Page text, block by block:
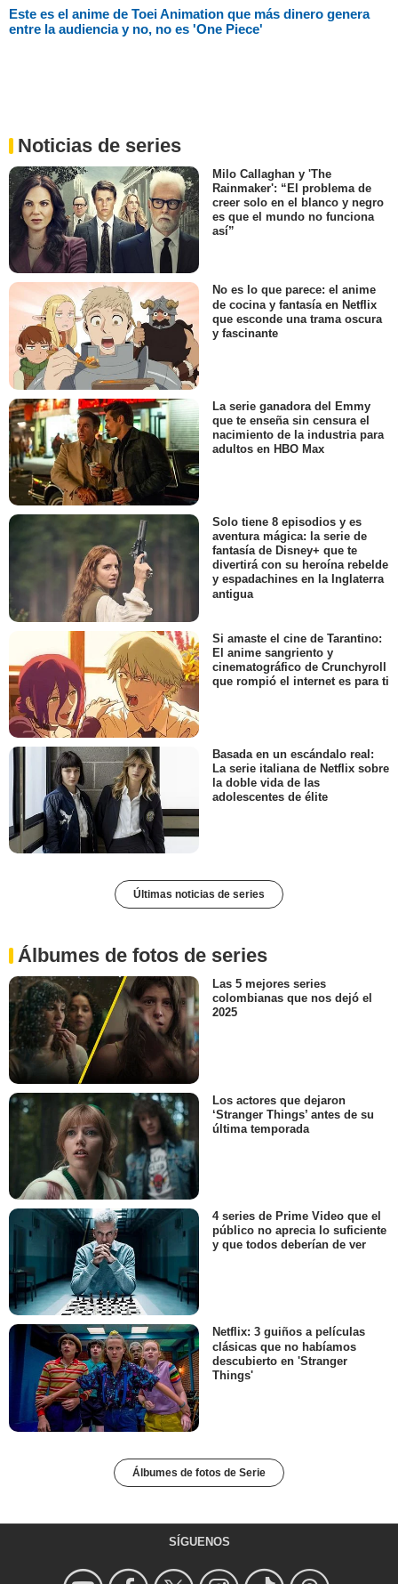
Este es el anime de Toei Animation que más dinero genera
entre la audiencia y no, no es 'One Piece'
Noticias de series
Milo Callaghan y 'The
Rainmaker': “El problema de
creer solo en el blanco y negro
es que el mundo no funciona
así”
No es lo que parece: el anime
de cocina y fantasía en Netflix
que esconde una trama oscura
y fascinante
La serie ganadora del Emmy
que te enseña sin censura el
nacimiento de la industria para
adultos en HBO Max
Solo tiene 8 episodios y es
aventura mágica: la serie de
fantasía de Disney+ que te
divertirá con su heroína rebelde
y espadachines en la Inglaterra
antigua
Si amaste el cine de Tarantino:
El anime sangriento y
cinematográfico de Crunchyroll
que rompió el internet es para ti
Basada en un escándalo real:
La serie italiana de Netflix sobre
la doble vida de las
adolescentes de élite
Últimas noticias de series
Álbumes de fotos de series
Las 5 mejores series
colombianas que nos dejó el
2025
Los actores que dejaron
‘Stranger Things’ antes de su
última temporada
4 series de Prime Video que el
público no aprecia lo suficiente
y que todos deberían de ver
Netflix: 3 guiños a películas
clásicas que no habíamos
descubierto en 'Stranger
Things'
Álbumes de fotos de Serie
SÍGUENOS